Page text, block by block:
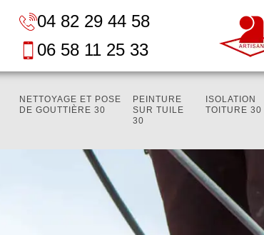
04 82 29 44 58
06 58 11 25 33
NETTOYAGE ET POSE
DE GOUTTIÈRE 30
PEINTURE
SUR TUILE
30
ISOLATION
TOITURE 30